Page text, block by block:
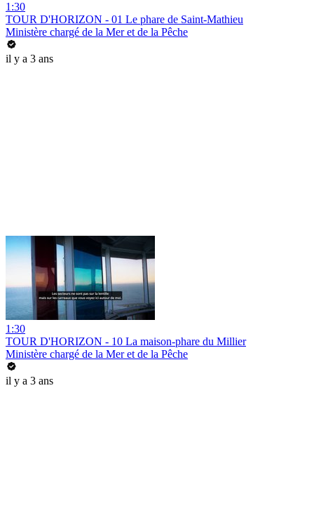
1:30
TOUR D'HORIZON - 01 Le phare de Saint-Mathieu
Ministère chargé de la Mer et de la Pêche
il y a 3 ans
1:30
TOUR D'HORIZON - 10 La maison-phare du Millier
Ministère chargé de la Mer et de la Pêche
il y a 3 ans